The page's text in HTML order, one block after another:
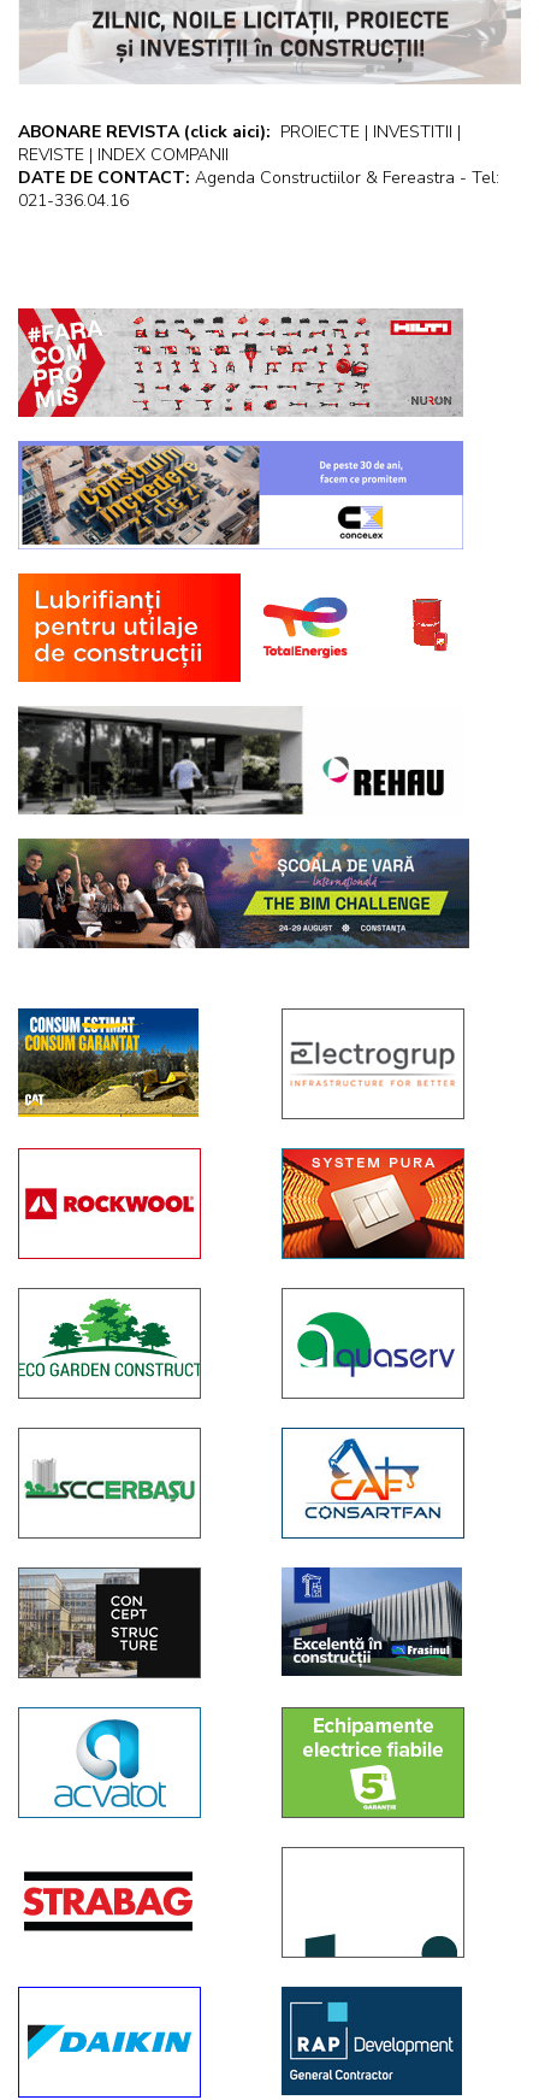
ABONARE REVISTA (click aici): PROIECTE | INVESTITII |
REVISTE | INDEX COMPANII
DATE DE CONTACT: Agenda Constructiilor & Fereastra - Tel:
021-336.04.16